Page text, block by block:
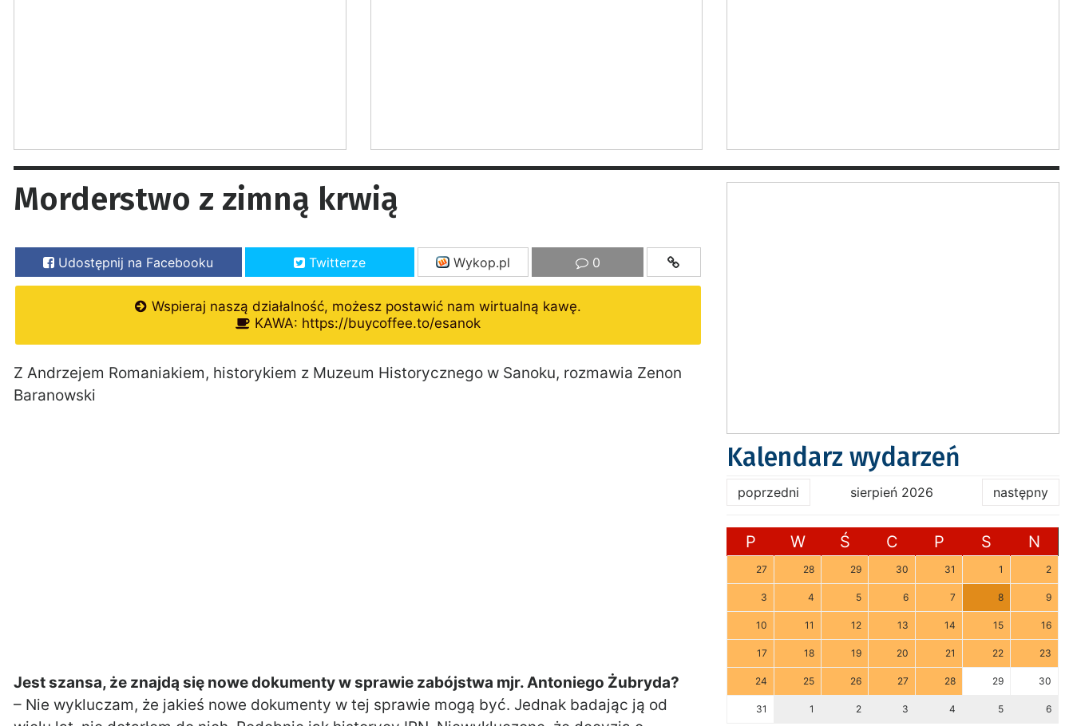
Morderstwo z zimną krwią
Udostępnij na Facebooku Twitterze Wykop.pl 0
Wspieraj naszą działalność, możesz postawić nam wirtualną kawę.
KAWA: https://buycoffee.to/esanok
Z Andrzejem Romaniakiem, historykiem z Muzeum Historycznego w Sanoku, rozmawia Zenon
Baranowski
Jest szansa, że znajdą się nowe dokumenty w sprawie zabójstwa mjr. Antoniego Żubryda?
– Nie wykluczam, że jakieś nowe dokumenty w tej sprawie mogą być. Jednak badając ją od
Kalendarz wydarzeń
poprzedni sierpień 2026 następny
P W Ś C P S N
27 28 29 30 31 1 2
3 4 5 6 7 8 9
10 11 12 13 14 15 16
17 18 19 20 21 22 23
24 25 26 27 28 29 30
31 1 2 3 4 5 6